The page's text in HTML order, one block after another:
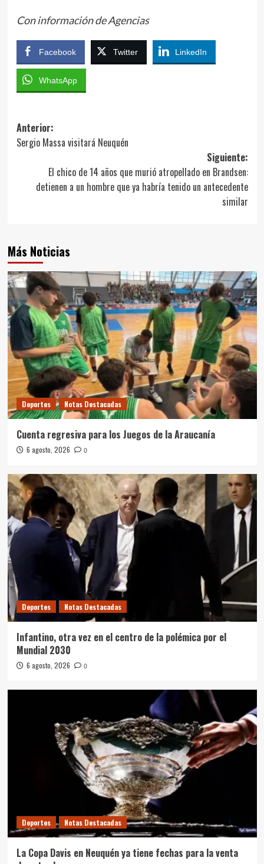
Con información de Agencias
Facebook Twitter LinkedIn
WhatsApp
Navegación
de
entradas
Anterior:
Sergio Massa visitará Neuquén
Siguiente:
El chico de 14 años que murió atropellado en Brandsen:
detienen a un hombre que ya habría tenido un antecedente
similar
Más Noticias
Deportes Notas Destacadas
Cuenta regresiva para los Juegos de la Araucanía
6 agosto, 2026 0
Deportes Notas Destacadas
Infantino, otra vez en el centro de la polémica por el
Mundial 2030
6 agosto, 2026 0
Deportes Notas Destacadas
La Copa Davis en Neuquén ya tiene fechas para la venta